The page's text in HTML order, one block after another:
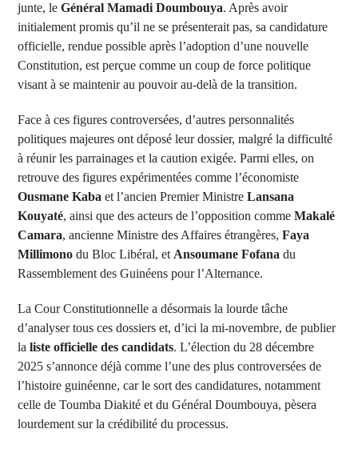
junte, le Général Mamadi Doumbouya. Après avoir
initialement promis qu’il ne se présenterait pas, sa candidature
officielle, rendue possible après l’adoption d’une nouvelle
Constitution, est perçue comme un coup de force politique
visant à se maintenir au pouvoir au-delà de la transition.
Face à ces figures controversées, d’autres personnalités
politiques majeures ont déposé leur dossier, malgré la difficulté
à réunir les parrainages et la caution exigée. Parmi elles, on
retrouve des figures expérimentées comme l’économiste
Ousmane Kaba et l’ancien Premier Ministre Lansana
Kouyaté, ainsi que des acteurs de l’opposition comme Makalé
Camara, ancienne Ministre des Affaires étrangères, Faya
Millimono du Bloc Libéral, et Ansoumane Fofana du
Rassemblement des Guinéens pour l’Alternance.
La Cour Constitutionnelle a désormais la lourde tâche
d’analyser tous ces dossiers et, d’ici la mi-novembre, de publier
la liste officielle des candidats. L’élection du 28 décembre
2025 s’annonce déjà comme l’une des plus controversées de
l’histoire guinéenne, car le sort des candidatures, notamment
celle de Toumba Diakité et du Général Doumbouya, pèsera
lourdement sur la crédibilité du processus.